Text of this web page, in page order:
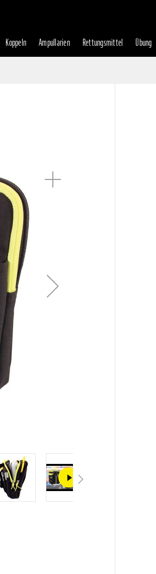
Koppeln Ampullarien Rettungsmittel Übung